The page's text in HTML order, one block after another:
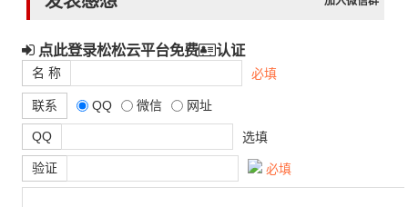
点此登录松松云平台免费 认证
名 称 必填
联系 QQ 微信 网址
QQ 选填
验证 必填